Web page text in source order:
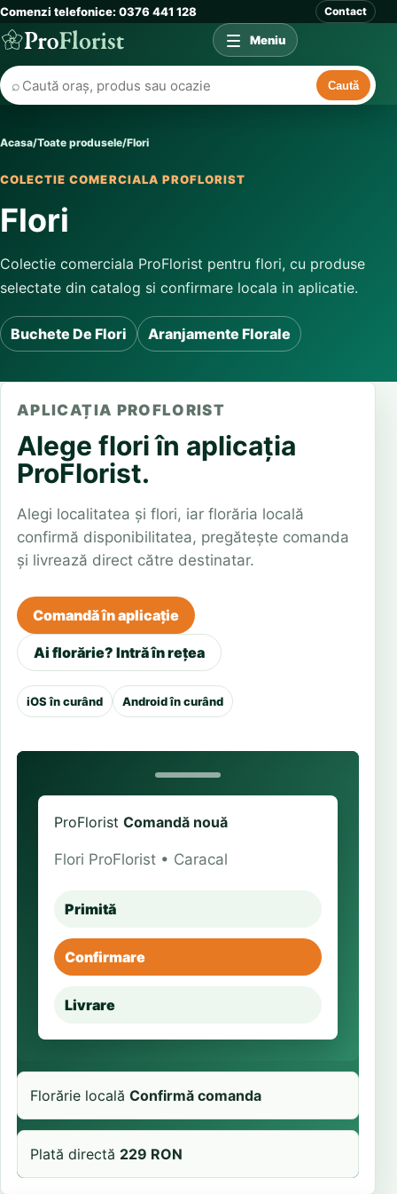
Comenzi telefonice: 0376 441 128 Contact
⌕ Caută
Meniu
Acasa/Toate produsele/Flori
COLECTIE COMERCIALA PROFLORIST
Flori
Colectie comerciala ProFlorist pentru flori, cu produse
selectate din catalog si confirmare locala in aplicatie.
Buchete De Flori Aranjamente Florale
APLICAȚIA PROFLORIST
Alege flori în aplicația
ProFlorist.
Alegi localitatea și flori, iar florăria locală
confirmă disponibilitatea, pregătește comanda
și livrează direct către destinatar.
Comandă în aplicație
Ai florărie? Intră în rețea
iOS în curând Android în curând
ProFlorist Comandă nouă
Flori ProFlorist • Caracal
Primită
Confirmare
Livrare
Florărie locală Confirmă comanda
Plată directă 229 RON